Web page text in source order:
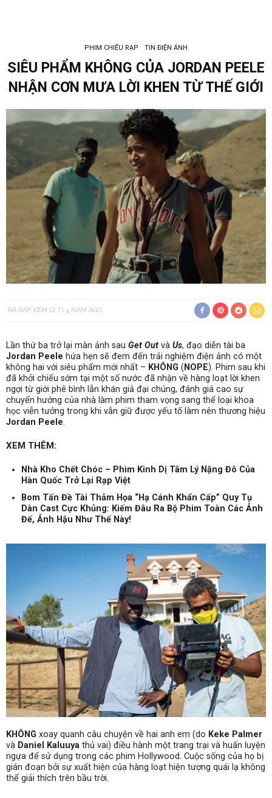
PHIM CHIẾU RẠP TIN ĐIỆN ẢNH
SIÊU PHẨM KHÔNG CỦA JORDAN PEELE
NHẬN CƠN MƯA LỜI KHEN TỪ THẾ GIỚI
RA RẠP XEM GÌ ? 4 NĂM AGO
Lần thứ ba trở lại màn ảnh sau Get Out và Us, đạo diễn tài ba
Jordan Peele hứa hẹn sẽ đem đến trải nghiệm điện ảnh có một
không hai với siêu phẩm mới nhất – KHÔNG (NOPE). Phim sau khi
đã khởi chiếu sớm tại một số nước đã nhận về hàng loạt lời khen
ngợi từ giới phê bình lẫn khán giả đại chúng, đánh giá cao sự
chuyển hướng của nhà làm phim tham vọng sang thể loại khoa
học viễn tưởng trong khi vẫn giữ được yếu tố làm nên thương hiệu
Jordan Peele.
XEM THÊM:
Nhà Kho Chết Chóc – Phim Kinh Dị Tâm Lý Nặng Đô Của
Hàn Quốc Trở Lại Rạp Việt
Bom Tấn Đề Tài Thảm Họa “Hạ Cánh Khẩn Cấp” Quy Tụ
Dàn Cast Cực Khủng: Kiếm Đâu Ra Bộ Phim Toàn Các Ảnh
Đế, Ảnh Hậu Như Thế Này!
KHÔNG xoay quanh câu chuyện về hai anh em (do Keke Palmer
và Daniel Kaluuya thủ vai) điều hành một trang trại và huấn luyện
ngựa để sử dụng trong các phim Hollywood. Cuộc sống của họ bị
gián đoạn bởi sự xuất hiện của hàng loạt hiện tượng quái lạ không
thể giải thích trên bầu trời.